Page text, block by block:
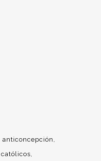
anticoncepción
católicos